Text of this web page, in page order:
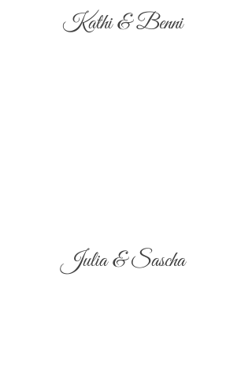
Kathi & Benni
Julia & Sascha